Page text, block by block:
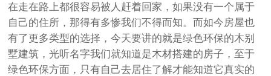
在走在路上都很容易被人赶着回家，如果没有一个属于
自己的住所，那得有多惨我们不得而知。而如今房屋也
有了更多类型的选择，今天要讲的就是绿色环保的木别
墅建筑，光听名字我们就知道是木材搭建的房子，至于
绿色环保方面，只有自己去居住了解才能知道它真实的